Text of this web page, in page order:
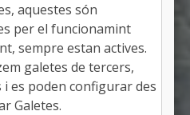
DE SEGUR
i Bernaduca
Jussà, Lleida
3.143
33,59 km2
aquestes són
per el funcionamint
sempre estan actives.
galetes de tercers,
es poden configurar des
Galetes.